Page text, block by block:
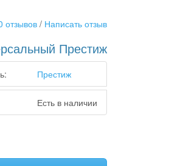
отзывов / Написать отзыв
Престиж
Престиж
Есть в наличии